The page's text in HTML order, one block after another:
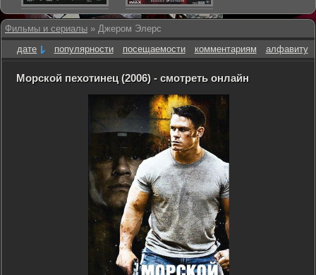
Фильмы и сериалы » Джером Элерс
дате
популярности посещаемости комментариям алфавиту
Морской пехотинец (2006) - смотреть онлайн